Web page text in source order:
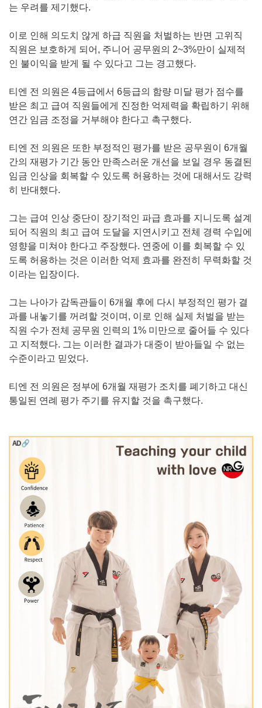
는 우려를 제기했다.
이로 인해 의도치 않게 하급 직원을 처벌하는 반면 고위직
직원은 보호하게 되어, 주니어 공무원의 2~3%만이 실제적
인 불이익을 받게 될 수 있다고 그는 경고했다.
티엔 전 의원은 4등급에서 6등급의 함량 미달 평가 점수를
받은 최고 급여 직원들에게 진정한 억제력을 확립하기 위해
연간 임금 조정을 거부해야 한다고 촉구했다.
티엔 전 의원은 또한 부정적인 평가를 받은 공무원이 6개월
간의 재평가 기간 동안 만족스러운 개선을 보일 경우 동결된
임금 인상을 회복할 수 있도록 허용하는 것에 대해서도 강력
히 반대했다.
그는 급여 인상 중단이 장기적인 파급 효과를 지니도록 설계
되어 직원의 최고 급여 도달을 지연시키고 전체 경력 수입에
영향을 미쳐야 한다고 주장했다. 연중에 이를 회복할 수 있
도록 허용하는 것은 이러한 억제 효과를 완전히 무력화할 것
이라는 입장이다.
그는 나아가 감독관들이 6개월 후에 다시 부정적인 평가 결
과를 내놓기를 꺼려할 것이며, 이로 인해 실제 처벌을 받는
직원 수가 전체 공무원 인력의 1% 미만으로 줄어들 수 있다
고 지적했다. 그는 이러한 결과가 대중이 받아들일 수 없는
수준이라고 믿었다.
티엔 전 의원은 정부에 6개월 재평가 조치를 폐기하고 대신
통일된 연례 평가 주기를 유지할 것을 촉구했다.